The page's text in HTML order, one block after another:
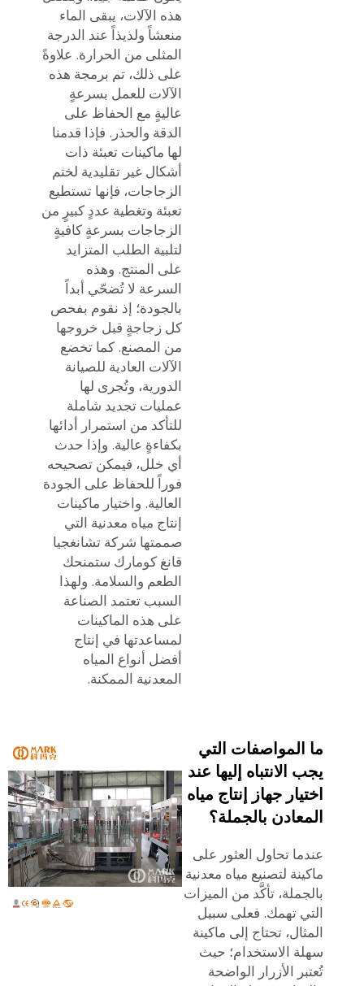
هذه الآلات، يبقى الماء
منعشاً ولذيذاً عند الدرجة
المثلى من الحرارة. علاوةً
على ذلك، تم برمجة هذه
الآلات للعمل بسرعةٍ
عاليةٍ مع الحفاظ على
الدقة والحذر. فإذا قدمنا
لها ماكينات تعبئة ذات
أشكال غير تقليدية لختم
الزجاجات، فإنها تستطيع
تعبئة وتغطية عددٍ كبيرٍ من
الزجاجات بسرعةٍ كافيةٍ
لتلبية الطلب المتزايد
على المنتج. وهذه
السرعة لا تُضحّي أبداً
بالجودة؛ إذ نقوم بفحص
كل زجاجةٍ قبل خروجها
من المصنع. كما تخضع
الآلات العادية للصيانة
الدورية، وتُجرى لها
عمليات تجديد شاملة
للتأكد من استمرار أدائها
بكفاءةٍ عالية. وإذا حدث
أي خلل، فيمكن تصحيحه
فوراً للحفاظ على الجودة
العالية. واختيارماكينات
إنتاج مياه معدنيةالتي
صممتها شركة تشانغجيا
قانغ كومارك ستمنحك
الطعم والسلامة. ولهذا
السبب تعتمد الصناعة
على هذه الماكينات
لمساعدتها في إنتاج
أفضل أنواع المياه
المعدنية الممكنة.
ما المواصفات التي
يجب الانتباه إليها عند
اختيار جهاز إنتاج مياه
المعادن بالجملة؟
عندما تحاول العثور على
ماكينة لتصنيع مياه معدنية
بالجملة، تأكَّد من الميزات
التي تهمك. فعلى سبيل
المثال، تحتاج إلى ماكينة
سهلة الاستخدام؛ حيث
تُعتبر الأزرار الواضحة